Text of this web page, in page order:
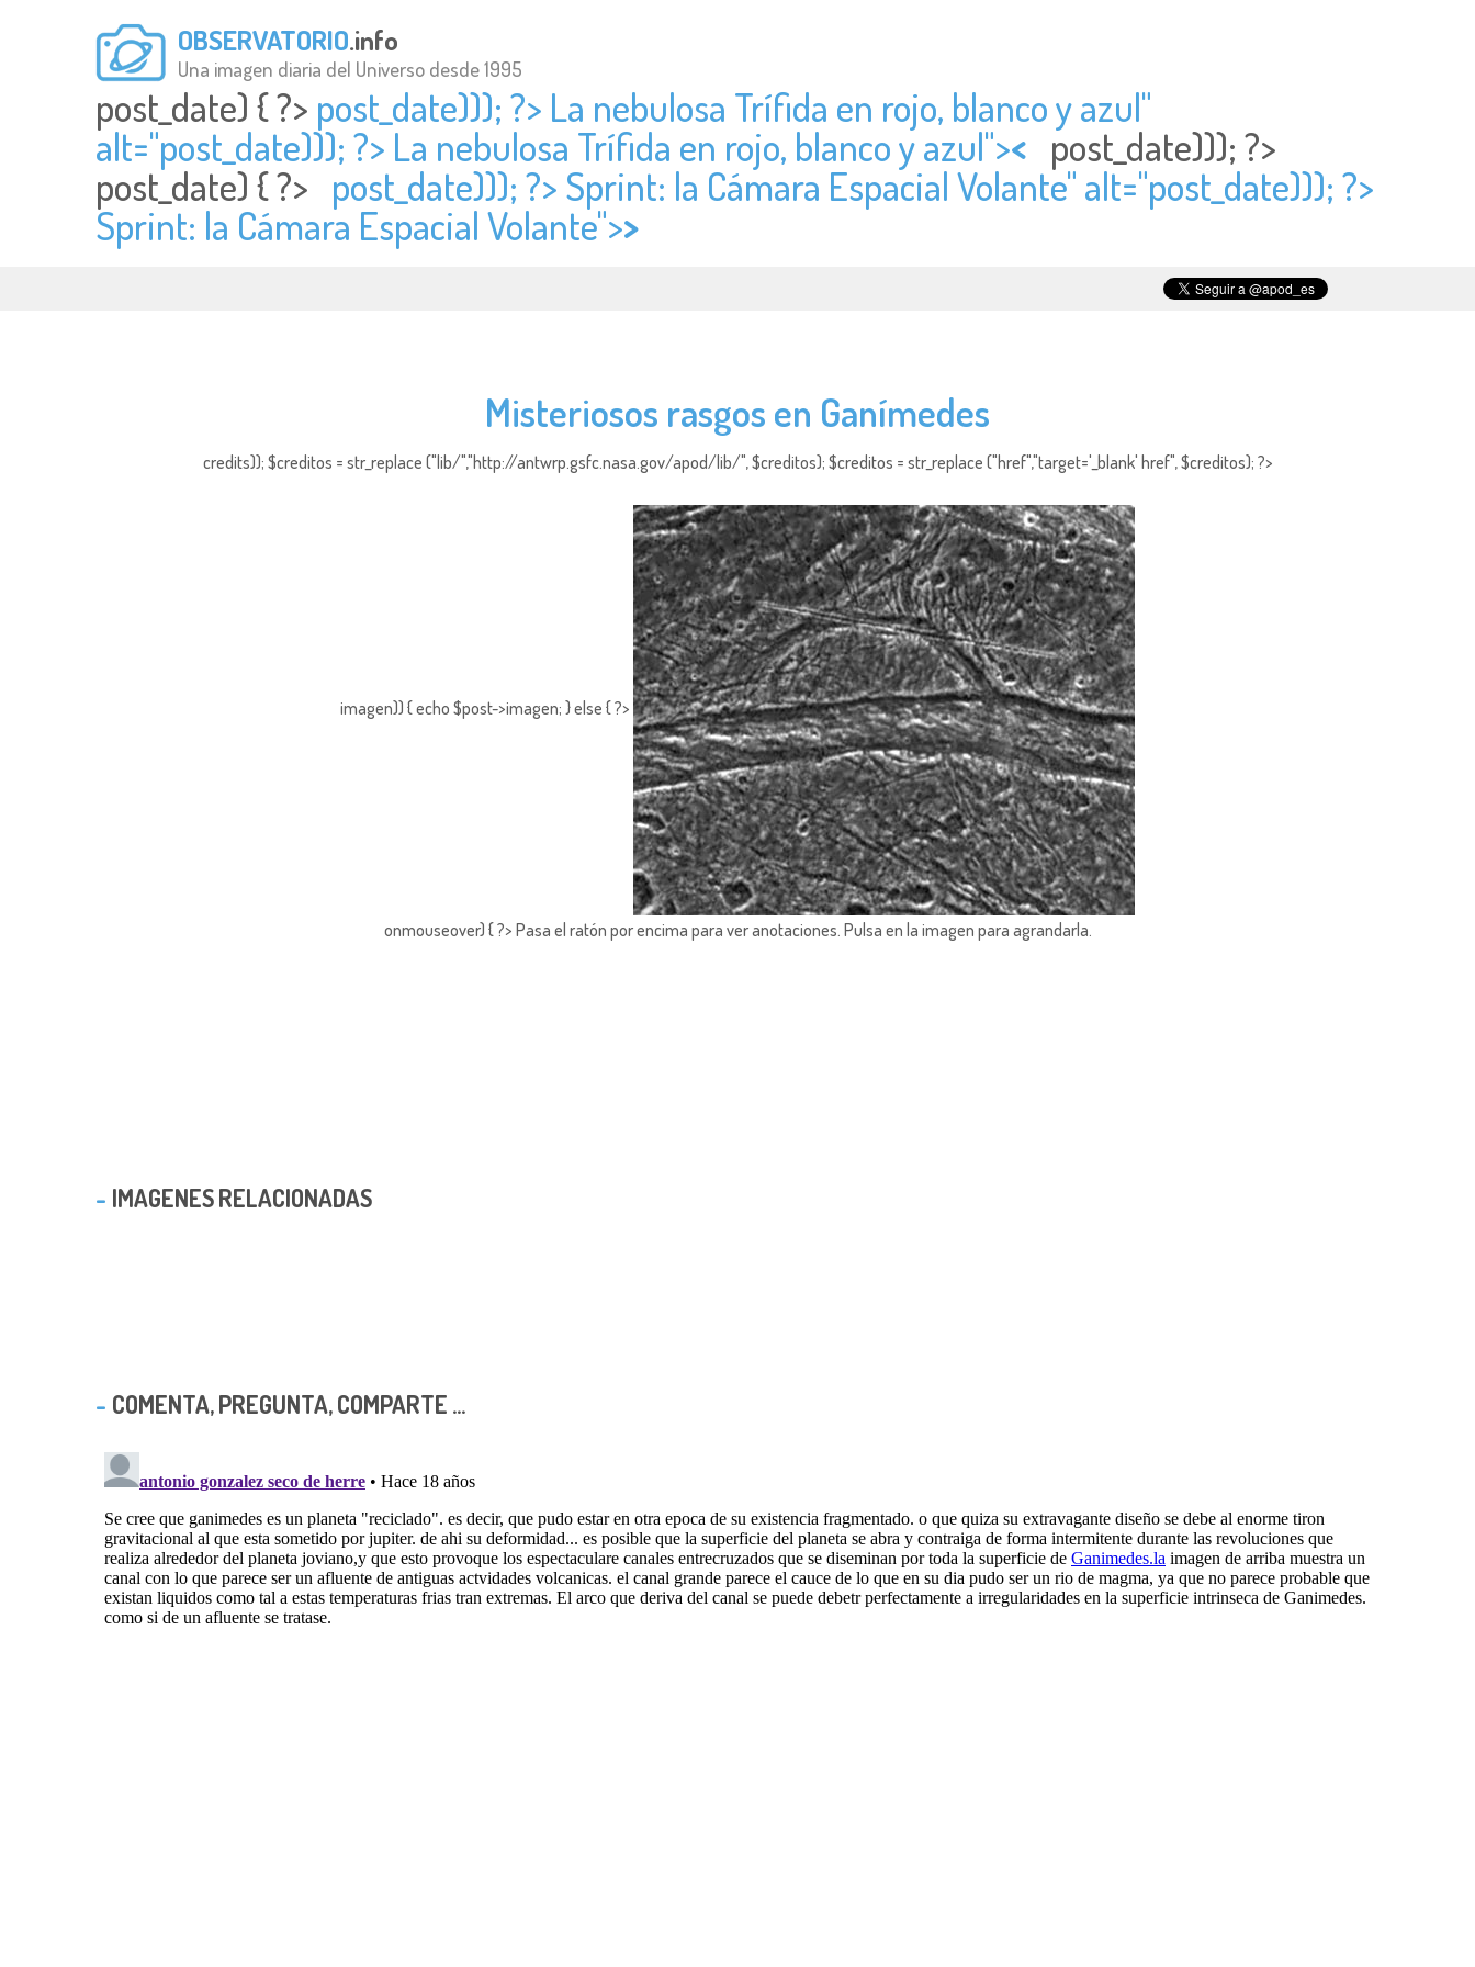
OBSERVATORIO.info
Una imagen diaria del Universo desde 1995
post_date) { ?> post_date))); ?> La nebulosa Trífida en rojo, blanco y azul"
alt="post_date))); ?> La nebulosa Trífida en rojo, blanco y azul">< post_date))); ?>
post_date) { ?> post_date))); ?> Sprint: la Cámara Espacial Volante" alt="post_date))); ?>
Sprint: la Cámara Espacial Volante">>
Misteriosos rasgos en Ganímedes
credits)); $creditos = str_replace ("lib/","http://antwrp.gsfc.nasa.gov/apod/lib/", $creditos); $creditos = str_replace ("href","target='_blank' href", $creditos); ?>
imagen)) { echo $post->imagen; } else { ?>
onmouseover) { ?> Pasa el ratón por encima para ver anotaciones. Pulsa en la imagen para agrandarla.
IMAGENES RELACIONADAS
COMENTA, PREGUNTA, COMPARTE ...